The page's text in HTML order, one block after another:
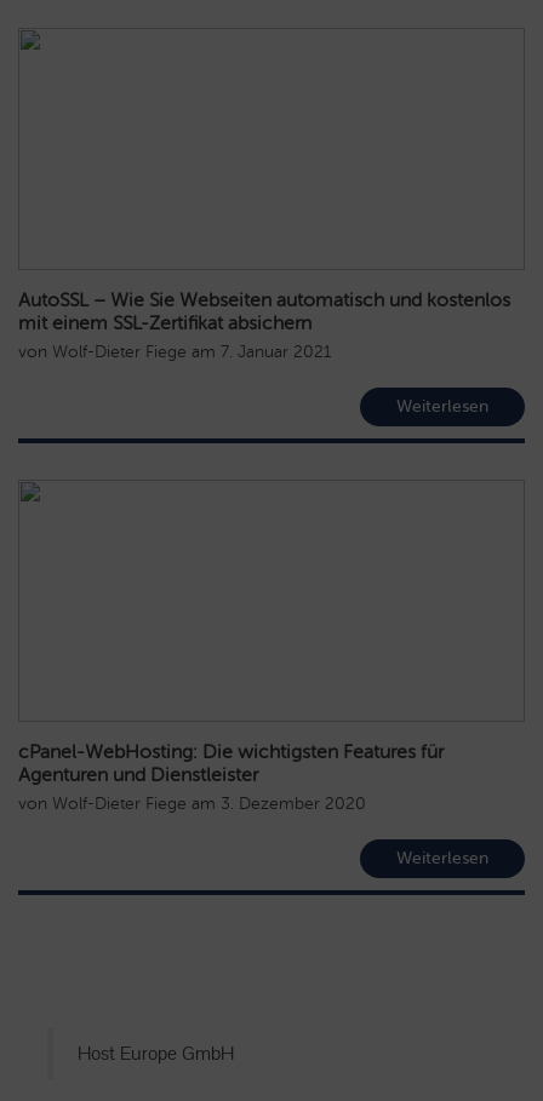
AutoSSL – Wie Sie Webseiten automatisch und kostenlos
mit einem SSL-Zertifikat absichern
von Wolf-Dieter Fiege am 7. Januar 2021
Weiterlesen
cPanel-WebHosting: Die wichtigsten Features für
Agenturen und Dienstleister
von Wolf-Dieter Fiege am 3. Dezember 2020
Weiterlesen
Host Europe GmbH